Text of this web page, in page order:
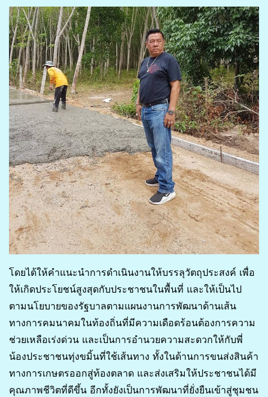
โดยได้ให้คำแนะนำการดำเนินงานให้บรรลุวัตถุประสงค์ เพื่อ
ให้เกิดประโยชน์สูงสุดกับประชาชนในพื้นที่ และให้เป็นไป
ตามนโยบายของรัฐบาลตามแผนงานการพัฒนาด้านเส้น
ทางการคมนาคมในท้องถิ่นที่มีความเดือดร้อนต้องการความ
ช่วยเหลือเร่งด่วน และเป็นการอำนวยความสะดวกให้กับพี่
น้องประชาชนทุ่งขมิ้นที่ใช้เส้นทาง ทั้งในด้านการขนส่งสินค้า
ทางการเกษตรออกสู่ท้องตลาด และส่งเสริมให้ประชาชนได้มี
คุณภาพชีวิตที่ดีขึ้น อีกทั้งยังเป็นการพัฒนาที่ยั่งยืนเข้าสู่ชุมชน